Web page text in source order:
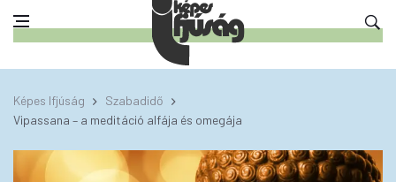
Képes Ifjúság
Szabadidő
Vipassana – a meditáció alfája és omegája